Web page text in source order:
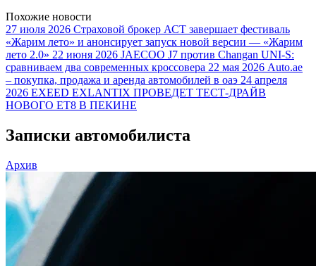
Похожие новости
27 июля 2026 Страховой брокер АСТ завершает фестиваль
«Жарим лето» и анонсирует запуск новой версии — «Жарим
лето 2.0» 22 июня 2026 JAECOO J7 против Changan UNI-S:
сравниваем два современных кроссовера 22 мая 2026 Auto.ae
– покупка, продажа и аренда автомобилей в оаэ 24 апреля
2026 EXEED EXLANTIX ПРОВЕДЕТ ТЕСТ-ДРАЙВ
НОВОГО ET8 В ПЕКИНЕ
Записки автомобилиста
Архив